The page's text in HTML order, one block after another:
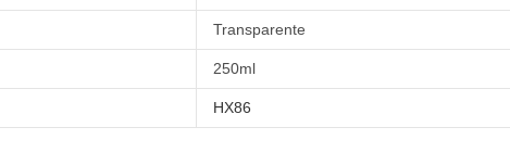
Transparente
250ml
HX86